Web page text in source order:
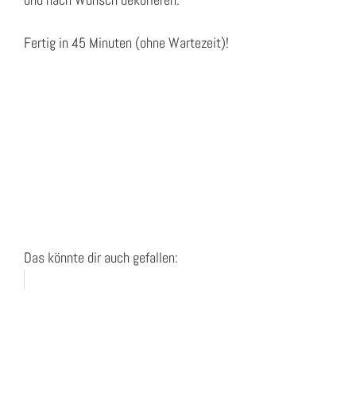
Fertig in 45 Minuten (ohne Wartezeit)!
Das könnte dir auch gefallen: